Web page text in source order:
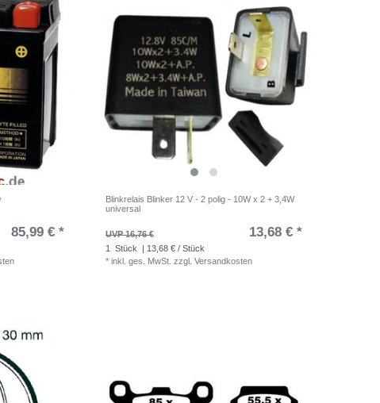
85,99 € *
Blinkrelais Blinker 12 V - 2 polig - 10W x 2 + 3,4W
universal
UVP 16,76 € 13,68 € *
1 Stück
| 13,68 € / Stück
*inkl. ges. MwSt. zzgl.Versandkosten